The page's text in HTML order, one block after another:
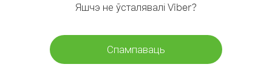
Яшчэ не ўсталявалі Viber?
Спампаваць